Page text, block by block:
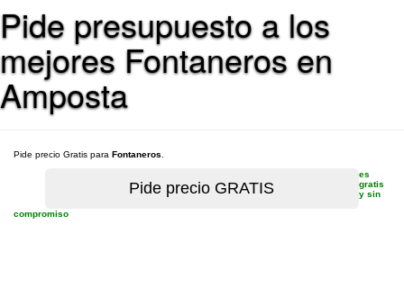
Pide presupuesto a los
mejores Fontaneros en
Amposta
Pide precio Gratis para Fontaneros
es
gratis
y sin
compromiso